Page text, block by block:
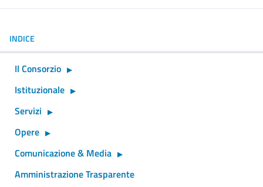
INDICE
Il Consorzio
Istituzionale
Servizi
Opere
Comunicazione & Media
Amministrazione Trasparente